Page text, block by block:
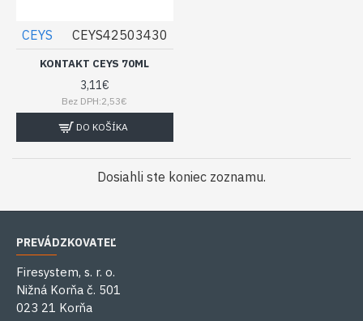
CEYS CEYS42503430
KONTAKT CEYS 70ML
3,11€
Bez DPH:2,53€
DO KOŠÍKA
Dosiahli ste koniec zoznamu.
PREVÁDZKOVATEĽ
Firesystem, s. r. o.
Nižná Korňa č. 501
023 21 Korňa